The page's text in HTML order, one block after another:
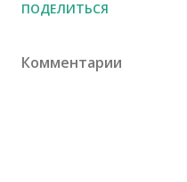
ПОДЕЛИТЬСЯ
Комментарии